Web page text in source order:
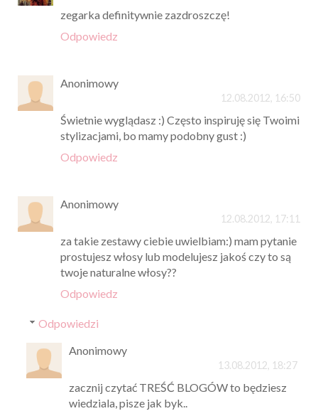
zegarka definitywnie zazdroszczę!
Odpowiedz
Anonimowy
12.08.2012, 16:50
Świetnie wyglądasz :) Często inspiruję się Twoimi
stylizacjami, bo mamy podobny gust :)
Odpowiedz
Anonimowy
12.08.2012, 17:11
za takie zestawy ciebie uwielbiam:) mam pytanie
prostujesz włosy lub modelujesz jakoś czy to są
twoje naturalne włosy??
Odpowiedz
Odpowiedzi
Anonimowy
13.08.2012, 18:27
zacznij czytać TREŚĆ BLOGÓW to będziesz
wiedziala, pisze jak byk..